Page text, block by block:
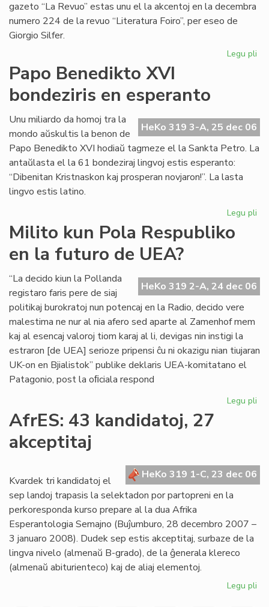
gazeto “La Revuo” estas unu el la akcentoj en la decembra
numero 224 de la revuo “Literatura Foiro”, per eseo de
Giorgio Silfer.
Legu pli
de
Papo Benedikto XVI
bondeziris en esperanto
HeKo 319 3-A, 25 dec 06
Unu miliardo da homoj tra la
mondo aŭskultis la benon de
Papo Benedikto XVI hodiaŭ tagmeze el la Sankta Petro. La
antaŭlasta el la 61 bondeziraj lingvoj estis esperanto:
“Dibenitan Kristnaskon kaj prosperan novjaron!”. La lasta
lingvo estis latino.
Legu pli
en
Milito kun Pola Respubliko
en la futuro de UEA?
HeKo 319 2-A, 24 dec 06
“La decido kiun la Pollanda
registaro faris pere de siaj
politikaj burokratoj nun potencaj en la Radio, decido vere
malestima ne nur al nia afero sed aparte al Zamenhof mem
kaj al esencaj valoroj tiom karaj al li, devigas nin instigi la
estraron [de UEA] serioze pripensi ĉu ni okazigu nian tiujaran
UK-on en Bjialistok” publike deklaris UEA-komitatano el
Patagonio, post la oﬁciala respond
Legu pli
en
AfrES: 43 kandidatoj, 27
akceptitaj
HeKo 319 1-C, 23 dec 06
Kvardek tri kandidatoj el
sep landoj trapasis la selektadon por partopreni en la
perkoresponda kurso prepare al la dua Afrika
Esperantologia Semajno (Buĵumburo, 28 decembro 2007 –
3 januaro 2008). Dudek sep estis akceptitaj, surbaze de la
lingva nivelo (almenaŭ B-grado), de la ĝenerala klereco
(almenaŭ abiturienteco) kaj de aliaj elementoj.
Legu pli